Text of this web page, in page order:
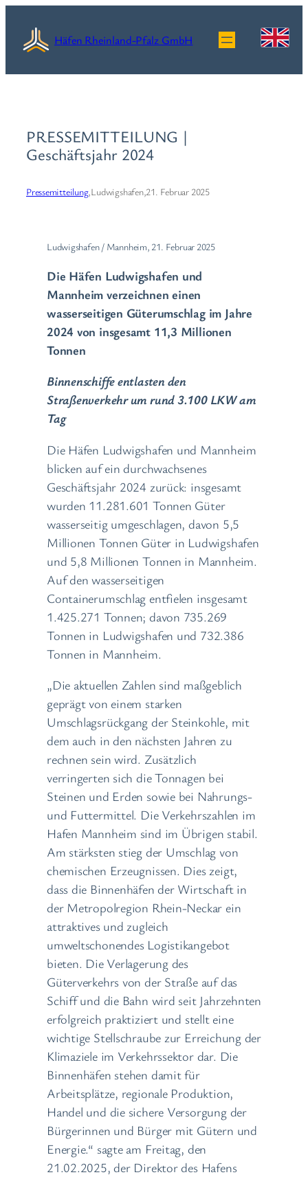
Inhalt
springen
Häfen Rheinland-Pfalz GmbH
PRESSEMITTEILUNG |
Geschäftsjahr 2024
Pressemitteilung,Ludwigshafen,21. Februar 2025
Ludwigshafen / Mannheim, 21. Februar 2025
Die Häfen Ludwigshafen und
Mannheim verzeichnen einen
wasserseitigen Güterumschlag im Jahre
2024 von insgesamt 11,3 Millionen
Tonnen
Binnenschiffe entlasten den
Straßenverkehr um rund 3.100 LKW am
Tag
Die Häfen Ludwigshafen und Mannheim
blicken auf ein durchwachsenes
Geschäftsjahr 2024 zurück: insgesamt
wurden 11.281.601 Tonnen Güter
wasserseitig umgeschlagen, davon 5,5
Millionen Tonnen Güter in Ludwigshafen
und 5,8 Millionen Tonnen in Mannheim.
Auf den wasserseitigen
Containerumschlag entfielen insgesamt
1.425.271 Tonnen; davon 735.269
Tonnen in Ludwigshafen und 732.386
Tonnen in Mannheim.
„Die aktuellen Zahlen sind maßgeblich
geprägt von einem starken
Umschlagsrückgang der Steinkohle, mit
dem auch in den nächsten Jahren zu
rechnen sein wird. Zusätzlich
verringerten sich die Tonnagen bei
Steinen und Erden sowie bei Nahrungs-
und Futtermittel. Die Verkehrszahlen im
Hafen Mannheim sind im Übrigen stabil.
Am stärksten stieg der Umschlag von
chemischen Erzeugnissen. Dies zeigt,
dass die Binnenhäfen der Wirtschaft in
der Metropolregion Rhein-Neckar ein
attraktives und zugleich
umweltschonendes Logistikangebot
bieten. Die Verlagerung des
Güterverkehrs von der Straße auf das
Schiff und die Bahn wird seit Jahrzehnten
erfolgreich praktiziert und stellt eine
wichtige Stellschraube zur Erreichung der
Klimaziele im Verkehrssektor dar. Die
Binnenhäfen stehen damit für
Arbeitsplätze, regionale Produktion,
Handel und die sichere Versorgung der
Bürgerinnen und Bürger mit Gütern und
Energie.“ sagte am Freitag, den
21.02.2025, der Direktor des Hafens